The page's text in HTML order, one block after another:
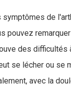
symptômes de
pouvez
des difficultés
se lécher ou se
avec la